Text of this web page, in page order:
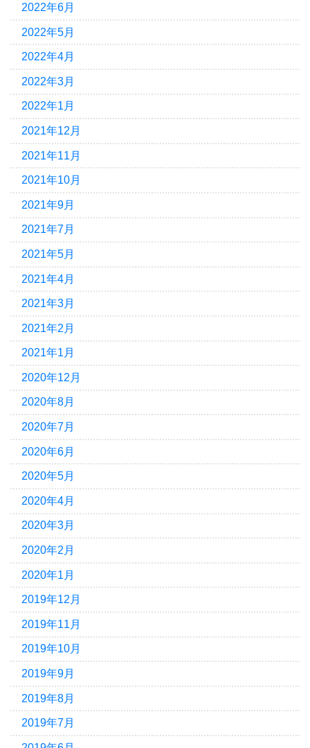
2022年6月
2022年5月
2022年4月
2022年3月
2022年1月
2021年12月
2021年11月
2021年10月
2021年9月
2021年7月
2021年5月
2021年4月
2021年3月
2021年2月
2021年1月
2020年12月
2020年8月
2020年7月
2020年6月
2020年5月
2020年4月
2020年3月
2020年2月
2020年1月
2019年12月
2019年11月
2019年10月
2019年9月
2019年8月
2019年7月